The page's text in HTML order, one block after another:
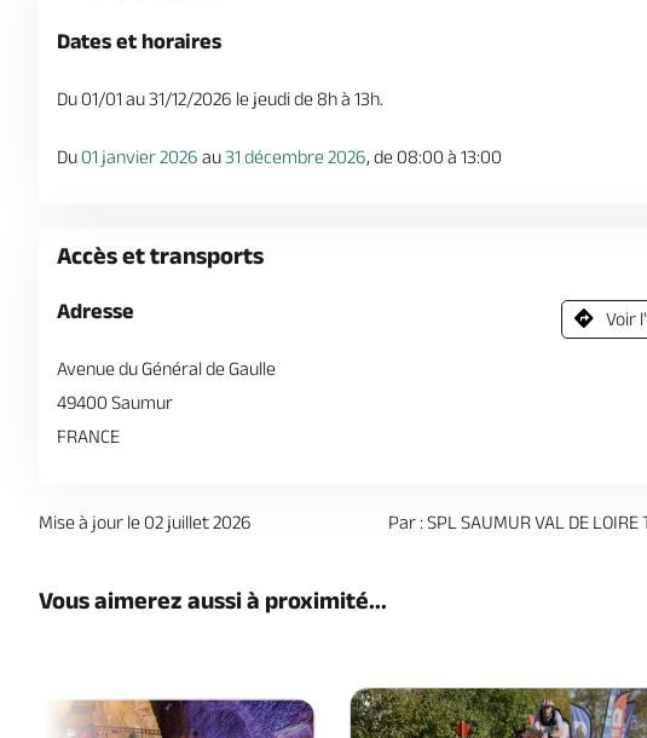
Dates et horaires
Du 01/01 au 31/12/2026 le jeudi de 8h à 13h.
Du 01 janvier 2026 au31 décembre 2026, de 08:00 à 13:00
Accès et transports
Adresse
Avenue du Général de Gaulle
49400 Saumur
FRANCE
Voir
Mise à jour le 02 juillet 2026 Par : SPL SAUMUR VAL DE LOIRE
Vous aimerez aussi à proximité...